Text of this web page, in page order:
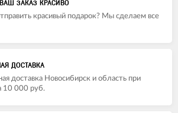
ЗАКАЗ КРАСИВО
красивый подарок? Мы сделаем все
ДОСТАВКА
доставка Новосибирск и область при
10 000 руб.